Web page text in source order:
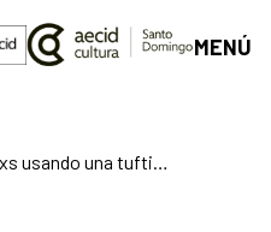
MENÚ
¡Bang, bang! Tejemos juntxs usando una tufting gun